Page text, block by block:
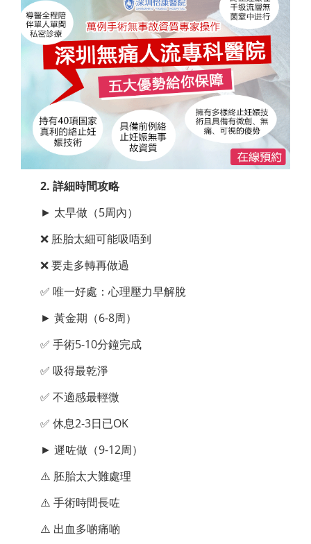
2. 詳細時間攻略
► 太早做（5周內）
❌ 胚胎太細可能吸唔到
❌ 要走多轉再做過
✅ 唯一好處：心理壓力早解脫
► 黃金期（6-8周）
✅ 手術5-10分鐘完成
✅ 吸得最乾淨
✅ 不適感最輕微
✅ 休息2-3日已OK
► 遲咗做（9-12周）
⚠️ 胚胎太大難處理
⚠️ 手術時間長咗
⚠️ 出血多啲痛啲